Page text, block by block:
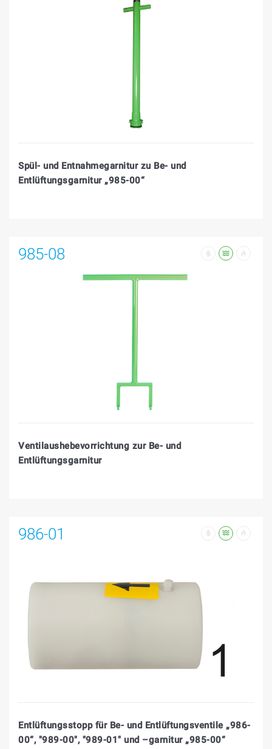
Spül- und Entnahmegarnitur zu Be- und
Entlüftungsgarnitur „985-00“
985-08
Ventilaushebevorrichtung zur Be- und
Entlüftungsgarnitur
986-01
Entlüftungsstopp für Be- und Entlüftungsventile „986-
00“, "989-00", "989-01" und –garnitur „985-00“